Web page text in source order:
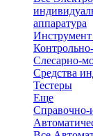
аппаратура
Инструмент
Слесарно-
Средства
Тестеры
Еще
Справочно-